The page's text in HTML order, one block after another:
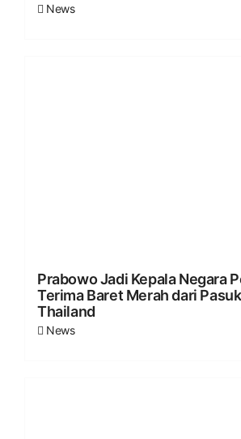
News
Prabowo Jadi Kepala Negara
Terima Baret Merah dari
Thailand
News